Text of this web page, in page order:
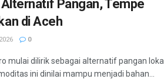
Pangan, Tempe
di Aceh
0
mulai dilirik sebagai alternatif pangan lokal
ini dinilai mampu menjadi bahan...